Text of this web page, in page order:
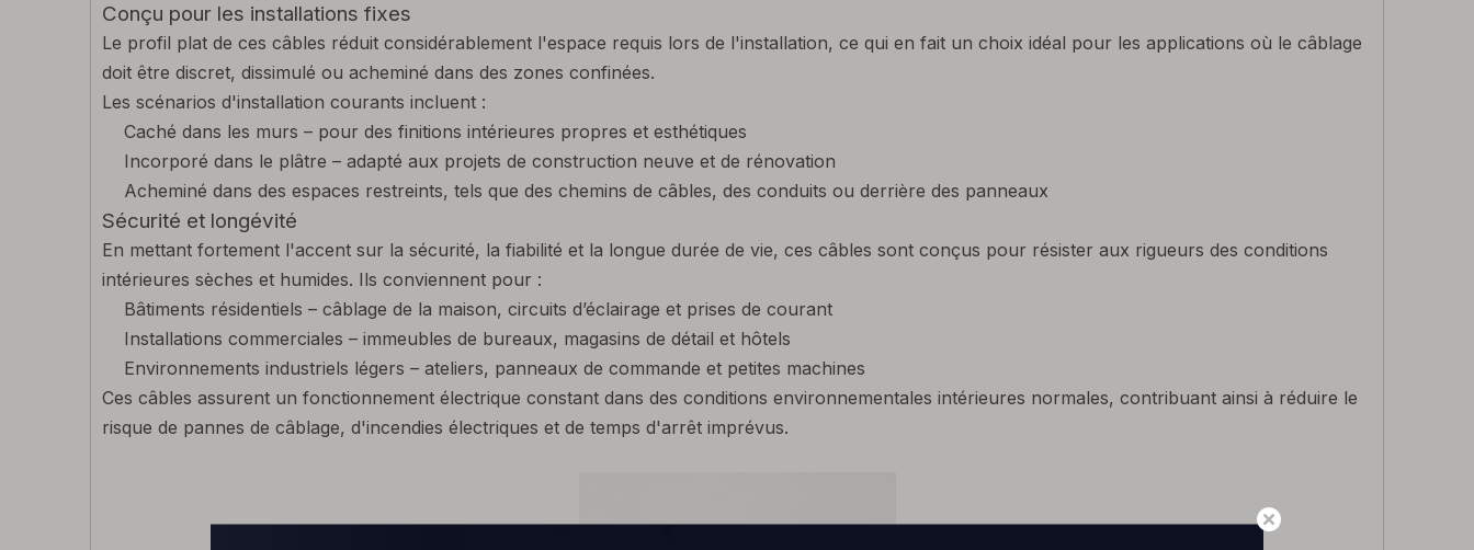
Conçu pour les installations fixes
Le profil plat de ces câbles réduit considérablement l'espace requis lors de l'installation, ce qui en fait un choix idéal pour les applications où le câblage
doit être discret, dissimulé ou acheminé dans des zones confinées.
Les scénarios d'installation courants incluent :
Caché dans les murs – pour des finitions intérieures propres et esthétiques
Incorporé dans le plâtre – adapté aux projets de construction neuve et de rénovation
Acheminé dans des espaces restreints, tels que des chemins de câbles, des conduits ou derrière des panneaux
Sécurité et longévité
En mettant fortement l'accent sur la sécurité, la fiabilité et la longue durée de vie, ces câbles sont conçus pour résister aux rigueurs des conditions
intérieures sèches et humides. Ils conviennent pour :
Bâtiments résidentiels – câblage de la maison, circuits d’éclairage et prises de courant
Installations commerciales – immeubles de bureaux, magasins de détail et hôtels
Environnements industriels légers – ateliers, panneaux de commande et petites machines
Ces câbles assurent un fonctionnement électrique constant dans des conditions environnementales intérieures normales, contribuant ainsi à réduire le
risque de pannes de câblage, d'incendies électriques et de temps d'arrêt imprévus.